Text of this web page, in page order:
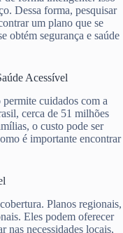
Dessa forma, pesquisar
um plano que se
obtém segurança e saúde
Acessível
cuidados com a
cerca de 51 milhões
o custo pode ser
é importante encontrar
Planos regionais,
Eles podem oferecer
nas necessidades locais,